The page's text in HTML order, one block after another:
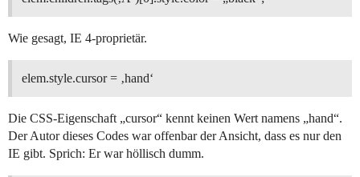
Wie gesagt, IE 4-proprietär.
elem.style.cursor = ‚hand‘
Die CSS-Eigenschaft „cursor“ kennt keinen Wert namens „hand“.
Der Autor dieses Codes war offenbar der Ansicht, dass es nur den
IE gibt. Sprich: Er war höllisch dumm.